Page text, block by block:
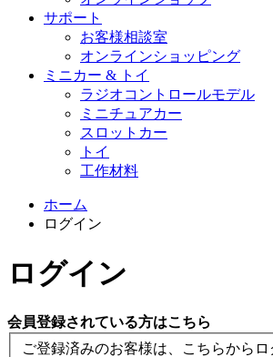
サポート
お客様相談室
オンラインショッピング
ミニカー & トイ
ラジオコントロールモデル
ミニチュアカー
スロットカー
トイ
工作材料
ホーム
ログイン
ログイン
会員登録されている方はこちら
ご登録済みのお客様は、こちらからロ